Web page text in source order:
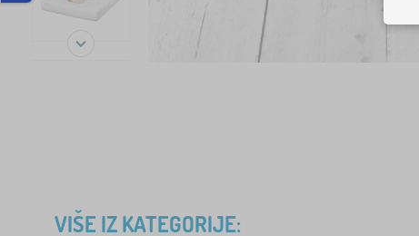
VIŠE IZ KATEGORIJE: